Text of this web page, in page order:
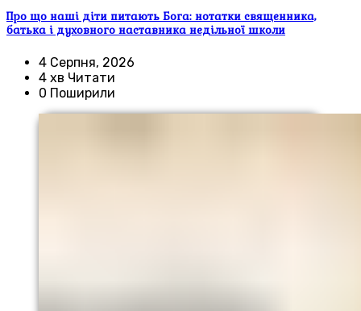
Про що наші діти питають Бога: нотатки священника,
батька і духовного наставника недільної школи
4 Серпня, 2026
4 хв Читати
0 Поширили